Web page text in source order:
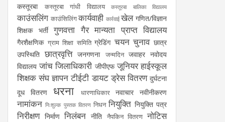
कस्तूरबा
कस्तूरबा गांधी विद्यालय कस्तूरबा बालिका विद्यालय
काउंसलिंग काउंसिलिंग कार्यवाही कार्रवाई खेल गणित/विज्ञान
शिक्षक भर्ती
गुणवत्ता गैर मान्यता प्राप्त विद्यालय
गैरशैक्षणिक ग्राम शिक्षा समिति ग्रेडिंग चयन चुनाव छात्र
उपस्थिति छात्रवृत्ति जनगणना जन्मदिन जवाहर नवोदय
विद्यालय जांच जिलाधिकारी जीपीएफ जूनियर हाईस्कूल
शिक्षक संघ ज्ञापन टीईटी डायट ड्रेस वितरण दुर्घटना
दूध वितरण
धरना धारणाधिकार नवाचार नवीनीकरण
नामांकन निःशुल्क पुस्तक वितरण निधन नियुक्ति नियुक्ति पत्र
निरीक्षण निर्माण निलंबन नीति नैपकिन वितरण नोटिस